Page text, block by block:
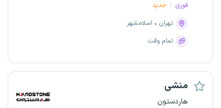
فوری
جدید
تهران
اسلامشهر
تمام وقت
منشی
هاردستون